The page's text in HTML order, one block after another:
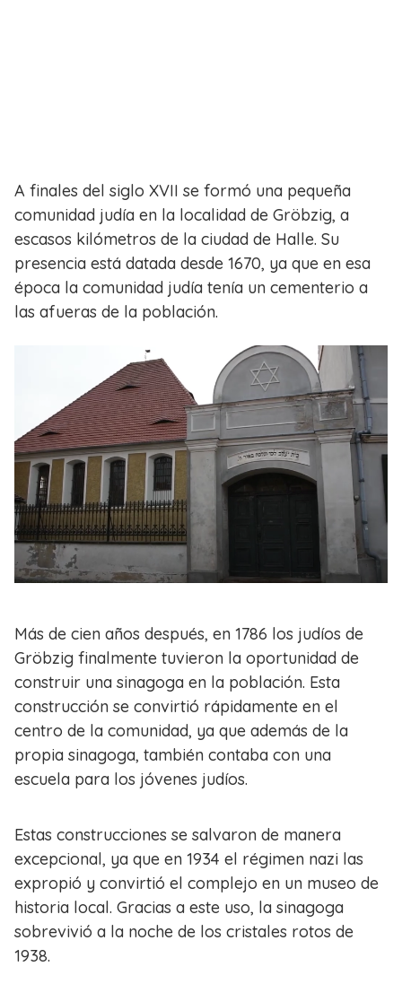
A finales del siglo XVII se formó una pequeña
comunidad judía en la localidad de Gröbzig, a
escasos kilómetros de la ciudad de Halle. Su
presencia está datada desde 1670, ya que en esa
época la comunidad judía tenía un cementerio a
las afueras de la población.
Más de cien años después, en 1786 los judíos de
Gröbzig finalmente tuvieron la oportunidad de
construir una sinagoga en la población. Esta
construcción se convirtió rápidamente en el
centro de la comunidad, ya que además de la
propia sinagoga, también contaba con una
escuela para los jóvenes judíos.
Estas construcciones se salvaron de manera
excepcional, ya que en 1934 el régimen nazi las
expropió y convirtió el complejo en un museo de
historia local. Gracias a este uso, la sinagoga
sobrevivió a la noche de los cristales rotos de
1938.